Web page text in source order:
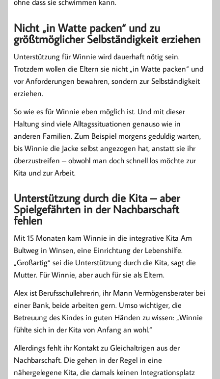
Nicht „in Watte packen“ und zu
größtmöglicher Selbständigkeit erziehen
Unterstützung für Winnie wird dauerhaft nötig sein.
Trotzdem wollen die Eltern sie nicht „in Watte packen“ und
vor Anforderungen bewahren, sondern zur Selbständigkeit
erziehen.
So wie es für Winnie eben möglich ist. Und mit dieser
Haltung sind viele Alltagssituationen genauso wie in
anderen Familien. Zum Beispiel morgens geduldig warten,
bis Winnie die Jacke selbst angezogen hat, anstatt sie ihr
überzustreifen – obwohl man doch schnell los möchte zur
Kita und zur Arbeit.
Unterstützung durch die Kita – aber
Spielgefährten in der Nachbarschaft
fehlen
Mit 15 Monaten kam Winnie in die integrative Kita Am
Bultweg in Winsen, eine Einrichtung der Lebenshilfe.
„Großartig“ sei die Unterstützung durch die Kita, sagt die
Mutter. Für Winnie, aber auch für sie als Eltern.
Alex ist Berufsschullehrerin, ihr Mann Vermögensberater bei
einer Bank, beide arbeiten gern. Umso wichtiger, die
Betreuung des Kindes in guten Händen zu wissen: „Winnie
fühlte sich in der Kita von Anfang an wohl.“
Allerdings fehlt ihr Kontakt zu Gleichaltrigen aus der
Nachbarschaft. Die gehen in der Regel in eine
nähergelegene Kita, die damals keinen Integrationsplatz